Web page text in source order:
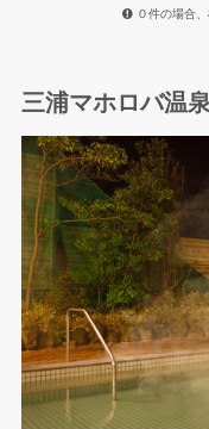
０件の場合
三浦マホロバ温泉